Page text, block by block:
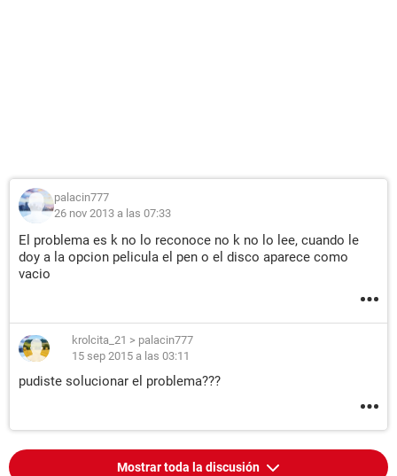
palacin777
26 nov 2013 a las 07:33
El problema es k no lo reconoce no k no lo lee, cuando le
doy a la opcion pelicula el pen o el disco aparece como
vacio
krolcita_21 > palacin777
15 sep 2015 a las 03:11
pudiste solucionar el problema???
Mostrar toda la discusión